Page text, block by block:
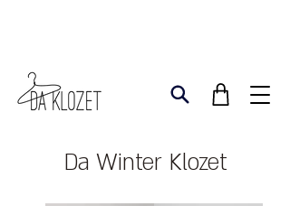
Da Winter Klozet